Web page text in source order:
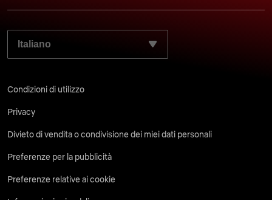
SELEZIONA LA LINGUA PREFERITA:
Condizioni di utilizzo
Privacy
Divieto di vendita o condivisione dei miei dati personali
Preferenze per la pubblicità
Preferenze relative ai cookie